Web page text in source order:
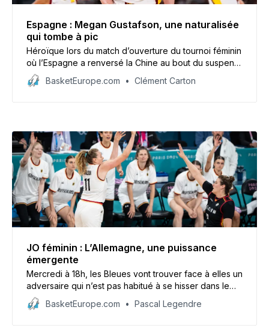
Espagne : Megan Gustafson, une naturalisée
qui tombe à pic
Héroïque lors du match d’ouverture du tournoi féminin
où l’Espagne a renversé la Chine au bout du suspens
(90-89 a.p.), l’Américaine Megan Gustafson (29
points) raconte sa naturalisation et son intégration
BasketEurope.com Clément Carton
JO féminin : L’Allemagne, une puissance
émergente
Mercredi à 18h, les Bleues vont trouver face à elles un
adversaire qui n’est pas habitué à se hisser dans le
top 8 mondial mais qui monte en puissance,
l’Allemagne. En bonus, une interview de Sarah Michel-
BasketEurope.com Pascal Legendre